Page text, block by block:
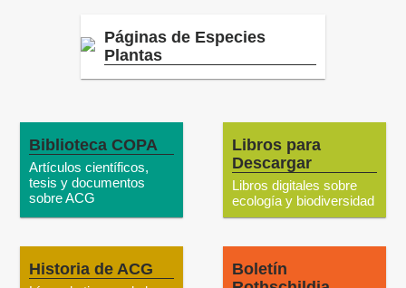
Páginas de Especies
Plantas
Biblioteca COPA
Artículos científicos,
tesis y documentos
sobre ACG
Libros para
Descargar
Libros digitales sobre
ecología y biodiversidad
Historia de ACG
Boletín